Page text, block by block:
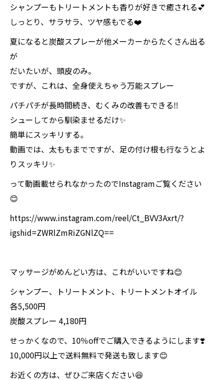
シャンプーもトリートメントも香りが好きで癒される💕
しっとり、サラサラ、ツヤ感もでる❤️
夏になると炭酸スプレーが他メーカーからたくさん出る
が
だいたいが、頭皮のみ。
ですが、これは、全身使えちゃう万能スプレー
パチパチが長時間続き、むくみの改善もできる‼️
シューしてから馴染ませるだけ✨
簡単にスッキリする。
動画では、太ももまでですが、足の付け根も行なうとよ
りスッキリ✨
って動画載せられなかったのでInstagramご覧ください
😊
https://www.instagram.com/reel/Ct_BVV3Axrt/?
igshid=ZWRlZmRiZGNlZQ==
マッサージがめんどい方は、これがいいですね😊
シャンプー、トリートメント、トリートメントオイル
各5,500円
炭酸スプレー 4,180円
せっかくなので、10％offでご購入できるようにします❣️
10,000円以上で送料無料で発送も致します😊
お近くの方は、ぜひご来店ください😆